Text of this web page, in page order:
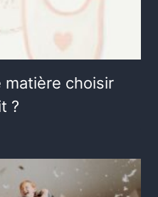
matière choisir
?